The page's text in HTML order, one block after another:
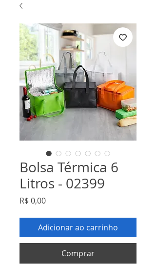
Bolsa Térmica 6
Litros - 02399
R$ 0,00Preço
Adicionar ao carrinho
Comprar